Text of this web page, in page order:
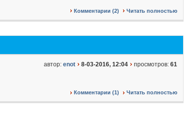
Комментарии (2) Читать полностью
автор: enot 8-03-2016, 12:04 просмотров: 61
Комментарии (1) Читать полностью